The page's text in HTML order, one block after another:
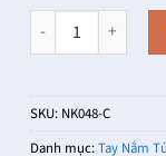
Núm tủ nội thất
SKU: NK048-C
Danh mục:Tay Nắm